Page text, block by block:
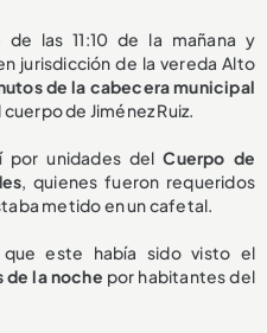
las 11:10 de la mañana y
jurisdicción de la vereda Alto
de la cabecera municipal
de Jiménez Ruiz.
por unidades delCuerpo de
, quienes fueron requeridos
metido en un cafetal.
que este había sido visto el
de la noche por habitantes del